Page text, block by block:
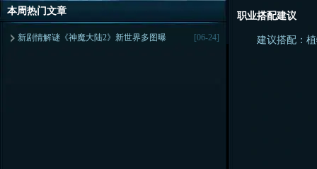
本周热门文章
[06-24]
新剧情解谜《神魔大陆2》新世界多图曝
职业搭配建议
建议搭配：植